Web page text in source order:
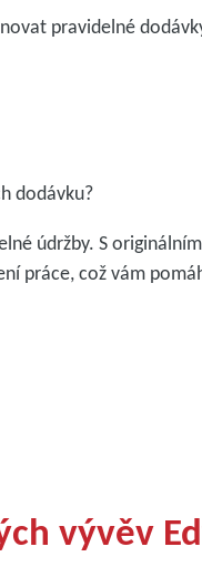
pravidelné
dodávku?
údržby. S
práce, což vám
vývěv